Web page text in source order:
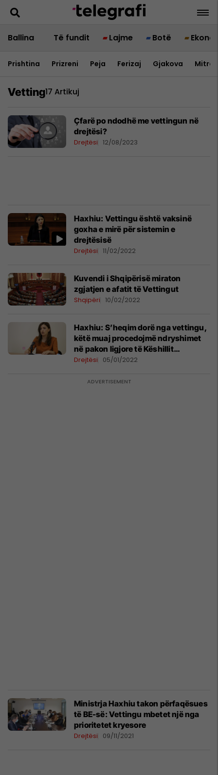
Ballina Të fundit Lajme Botë
Prishtina Prizreni Peja Ferizaj Gjakova
Vetting17 Artikuj
Çfarë po ndodhë me vettingun në
drejtësi?
Drejtësi 12/08/2023
Haxhiu: Vettingu është vaksinë
goxha e mirë për sistemin e
drejtësisë
Drejtësi 11/02/2022
Kuvendi i Shqipërisë miraton
zgjatjen e afatit të Vettingut
Shqipëri 10/02/2022
Haxhiu: S’heqim dorë nga vettingu,
këtë muaj procedojmë ndryshimet
në pakon ligjore të Këshillit
Prokurorial
Drejtësi 05/01/2022
Ministrja Haxhiu takon përfaqësues
të BE-së: Vettingu mbetet një nga
prioritetet kryesore
Drejtësi 09/11/2021